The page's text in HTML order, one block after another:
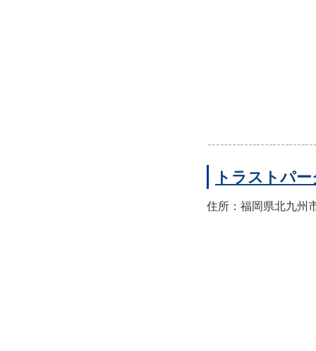
トラストパ
住所：福岡県北九州